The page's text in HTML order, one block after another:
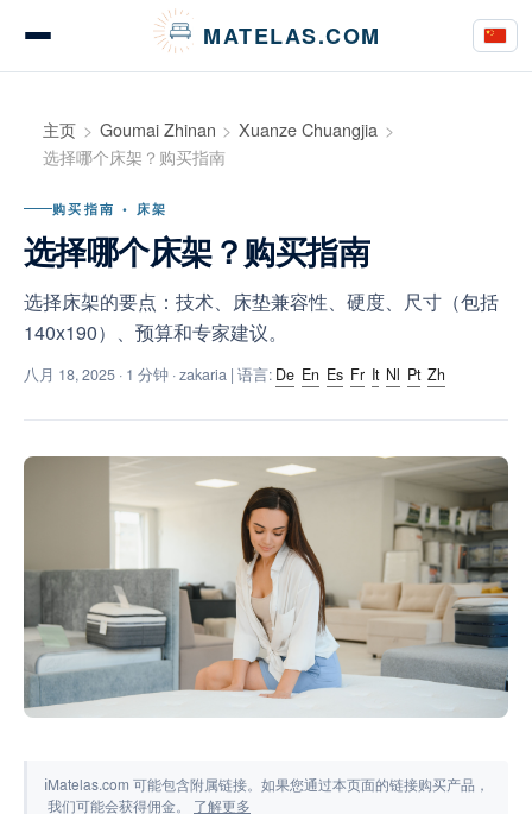
MATELAS.COM
床垫测评与意见
床上用品测评
购买指南
主页 Goumai Zhinan
Xuanze Chuangjia
选择哪个床架？购买指南
购买指南 • 床架
选择哪个床架？购买指南
选择床架的要点：技术、床垫兼容性、硬度、尺寸（包括
140x190）、预算和专家建议。
八月 18, 2025 · 1 分钟 · zakaria | 语言: De En Es Fr It Nl Pt Zh
ℹMatelas.com 可能包含附属链接。如果您通过本页面的链接购买产品，
我们可能会获得佣金。 了解更多